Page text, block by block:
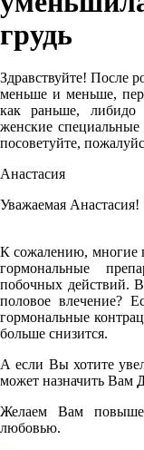
грудь
Здравствуйте! После
меньше и меньше,
как раньше, либидо
женские
посоветуйте,
Анастасия
Уважаемая Анастасия!
К сожалению, многие
гормональные
побочных действий.
половое влечение?
гормональные
больше снизится.
А если Вы хотите
может назначить Вам
Желаем Вам
любовью.